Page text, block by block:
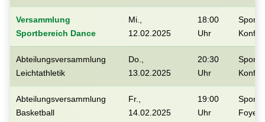
Versammlung
Sportbereich Dance
Mi.,
12.02.2025
18:00
Uhr
Abteilungsversammlung
Leichtathletik
Do.,
13.02.2025
20:30
Uhr
Abteilungsversammlung
Basketball
Fr.,
14.02.2025
19:00
Uhr
Foyer